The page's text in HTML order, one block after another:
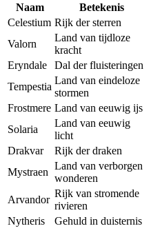
Naam Betekenis
Celestium Rijk der sterren
Valorn
Land van tijdloze
kracht
Eryndale
Dal der fluisteringen
Tempestia
Land van eindeloze
stormen
Frostmere Land van eeuwig ijs
Solaria
Land van eeuwig
licht
Drakvar
Rijk der draken
Mystraen
Land van verborgen
wonderen
Arvandor
Rijk van stromende
rivieren
Nytheris
Gehuld in duisternis